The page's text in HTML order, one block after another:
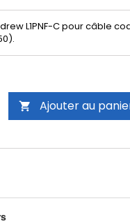
L1PNF-C pour câble
 Ajouter au